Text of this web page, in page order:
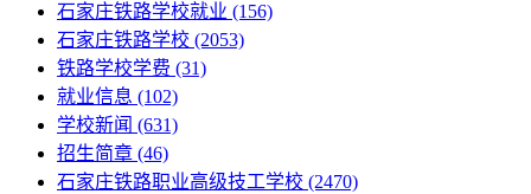
石家庄铁路学校就业 (156)
石家庄铁路学校 (2053)
铁路学校学费 (31)
就业信息 (102)
学校新闻 (631)
招生简章 (46)
石家庄铁路职业高级技工学校 (2470)